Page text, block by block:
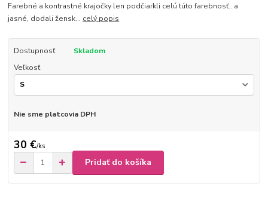
Farebné a kontrastné krajočky len podčiarkli celú túto farebnosť...a
jasné, dodali žensk... celý popis
Dostupnosť
Skladom
Veľkosť
Nie sme platcovia DPH
30 €/ks
Pridať do košíka